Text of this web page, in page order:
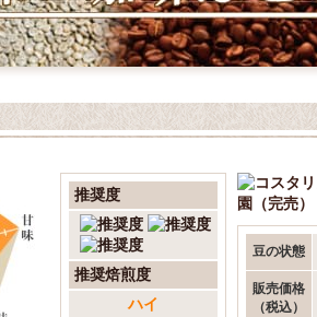
園（完売）
豆の状態
販売価格
（税込）
推奨度
推奨焙煎度
ハイ